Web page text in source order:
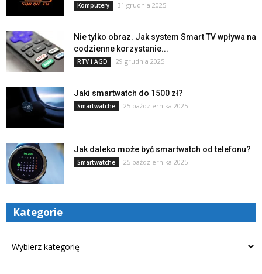
Komputery 31 grudnia 2025
Nie tylko obraz. Jak system Smart TV wpływa na
codzienne korzystanie...
RTV i AGD 29 grudnia 2025
Jaki smartwatch do 1500 zł?
Smartwatche 25 października 2025
Jak daleko może być smartwatch od telefonu?
Smartwatche 25 października 2025
Kategorie
Kategorie